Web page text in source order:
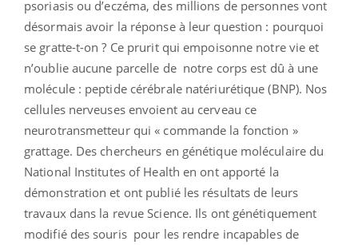
psoriasis ou d’eczéma, des millions de personnes vont
désormais avoir la réponse à leur question : pourquoi
se gratte-t-on ? Ce prurit qui empoisonne notre vie et
n’oublie aucune parcelle de notre corps est dû à une
molécule : peptide cérébrale natériurétique (BNP). Nos
cellules nerveuses envoient au cerveau ce
neurotransmetteur qui « commande la fonction »
grattage. Des chercheurs en génétique moléculaire du
National Institutes of Health en ont apporté la
démonstration et ont publié les résultats de leurs
travaux dans la revue Science. Ils ont génétiquement
modifié des souris pour les rendre incapables de